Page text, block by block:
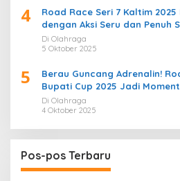
4
Road Race Seri 7 Kaltim
dengan Aksi Seru dan Penuh
Di Olahraga
5 Oktober 2025
5
Berau Guncang Adrenalin!
Bupati Cup 2025 Jadi
Permanen 2026
Di Olahraga
4 Oktober 2025
Pos-pos Terbaru